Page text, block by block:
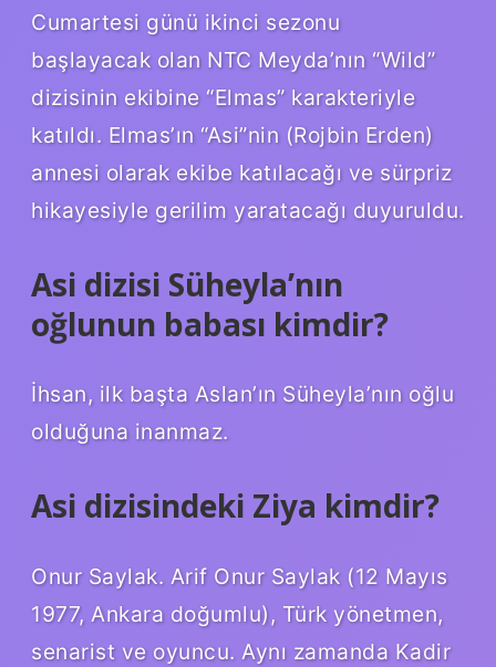
Cumartesi günü ikinci sezonu
başlayacak olan NTC Meyda’nın “Wild”
dizisinin ekibine “Elmas” karakteriyle
katıldı. Elmas’ın “Asi”nin (Rojbin Erden)
annesi olarak ekibe katılacağı ve sürpriz
hikayesiyle gerilim yaratacağı duyuruldu.
Asi dizisi Süheyla’nın
oğlunun babası kimdir?
İhsan, ilk başta Aslan’ın Süheyla’nın oğlu
olduğuna inanmaz.
Asi dizisindeki Ziya kimdir?
Onur Saylak. Arif Onur Saylak (12 Mayıs
1977, Ankara doğumlu), Türk yönetmen,
senarist ve oyuncu. Aynı zamanda Kadir